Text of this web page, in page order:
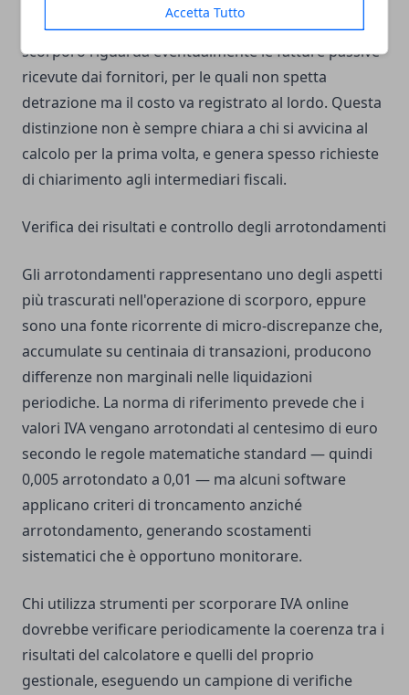
Accetta Tutto
poiché l'IVA non viene addebitata in fattura e lo
scorporo riguarda eventualmente le fatture passive
ricevute dai fornitori, per le quali non spetta
detrazione ma il costo va registrato al lordo. Questa
distinzione non è sempre chiara a chi si avvicina al
calcolo per la prima volta, e genera spesso richieste
di chiarimento agli intermediari fiscali.
Verifica dei risultati e controllo degli arrotondamenti
Gli arrotondamenti rappresentano uno degli aspetti
più trascurati nell'operazione di scorporo, eppure
sono una fonte ricorrente di micro-discrepanze che,
accumulate su centinaia di transazioni, producono
differenze non marginali nelle liquidazioni
periodiche. La norma di riferimento prevede che i
valori IVA vengano arrotondati al centesimo di euro
secondo le regole matematiche standard — quindi
0,005 arrotondato a 0,01 — ma alcuni software
applicano criteri di troncamento anziché
arrotondamento, generando scostamenti
sistematici che è opportuno monitorare.
Chi utilizza strumenti per scorporare IVA online
dovrebbe verificare periodicamente la coerenza tra i
risultati del calcolatore e quelli del proprio
gestionale, eseguendo un campione di verifiche